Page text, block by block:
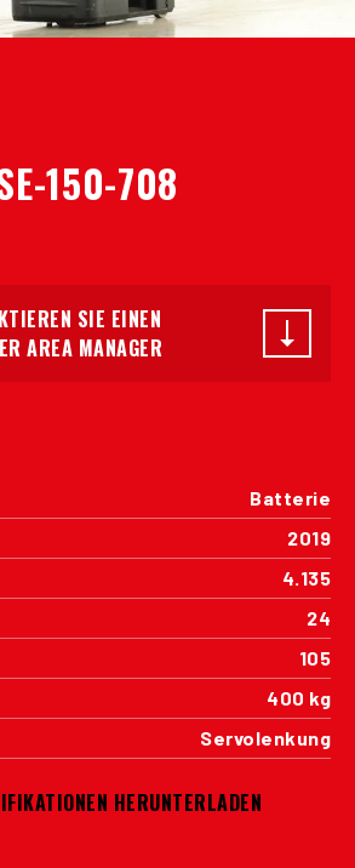
150-708
SIE EINEN
AREA MANAGER
Batterie
2019
4.135
24
105
400 kg
Servolenkung
HERUNTERLADEN